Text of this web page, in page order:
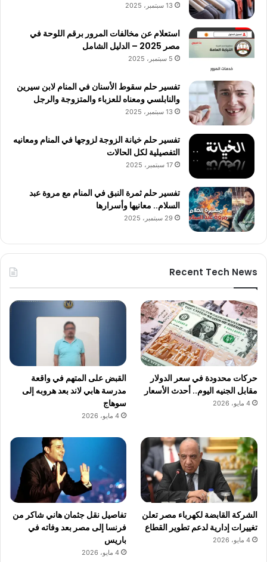
13 سبتمبر، 2025
استعلام عن مخالفات المرور برقم اللوحة في
مصر 2025 – الدليل الشامل
5 سبتمبر، 2025
تفسير حلم سقوط الأسنان في المنام لابن سيرين
والنابلسي ومعناه للعزباء والمتزوجة والرجل
13 سبتمبر، 2025
تفسير حلم خيانة الزوجة لزوجها في المنام ومعانيه
التفصيلية لكل الحالات
17 سبتمبر، 2025
تفسير حلم ثمرة النبق في المنام مع مروة عبد
السلام.. معانيها وأسرارها
29 سبتمبر، 2025
Recent Tech News
حركات محدودة في سعر الدولار
مقابل الجنيه اليوم.. أحدث الأسعار
4 مايو، 2026
القبض على المتهم في واقعة
مدرسة هابي لاند بعد هروبه إلى
سوهاج
4 مايو، 2026
الشركة القابضة لكهرباء مصر تعلن
تغييرات إدارية لدعم تطوير القطاع
4 مايو، 2026
تفاصيل نقل جثمان هاني شاكر من
فرنسا إلى مصر بعد وفاته في
باريس
4 مايو، 2026